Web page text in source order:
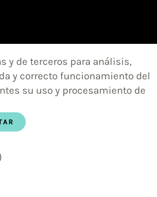
y de terceros para análisis,
y correcto funcionamiento del
su uso y procesamiento de